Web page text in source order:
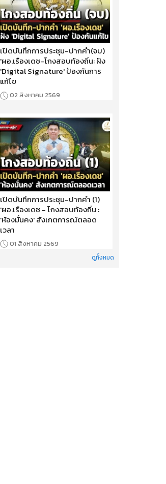
เปิดบันทึกการประชุม-ปากคำ(จบ)
'ผอ.เรืองเดช-โกงสอบท้องถิ่น: ฝัง
'Digital Signature' ป้องกันการ
แก้ไข
02 สิงหาคม 2569
เปิดบันทึกการประชุม-ปากคำ (1)
'ผอ.เรืองเดช - โกงสอบท้องถิ่น :
'ห้องมั่นคง' สังเกตการณ์ตลอด
เวลา
01 สิงหาคม 2569
ดูทั้งหมด